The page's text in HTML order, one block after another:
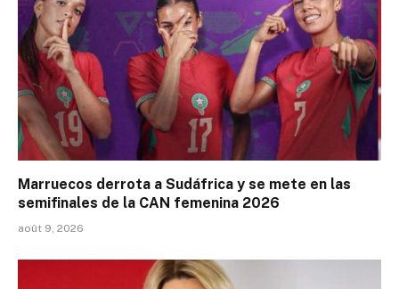
Marruecos derrota a Sudáfrica y se mete en las
semifinales de la CAN femenina 2026
août 9, 2026